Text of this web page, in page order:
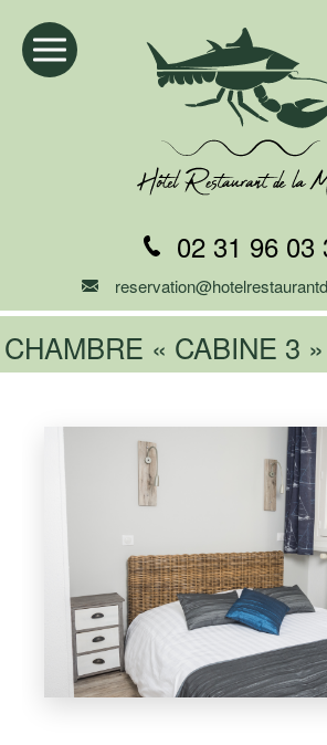
02 31 96 03
CHAMBRE « CABINE 3 »